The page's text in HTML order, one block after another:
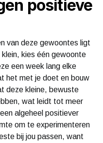
positieve
van deze gewoontes ligt
kies één gewoonte
een week lang elke
het met je doet en bouw
deze kleine, bewuste
wat leidt tot meer
algeheel positiever
om te experimenteren
bij jou passen, want